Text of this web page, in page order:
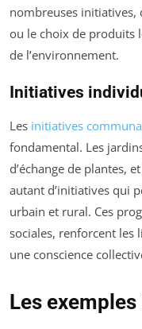
nombreuses initiatives,
ou le choix de produits
de l’environnement.
Initiatives
Les initiatives
fondamental. Les
d’échange de plantes,
autant d’initiatives qui
urbain et rural. Ces
sociales, renforcent les
une conscience
Les